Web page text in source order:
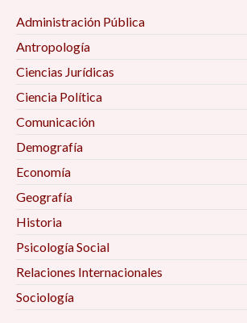
Administración Pública
Antropología
Ciencias Jurídicas
Ciencia Política
Comunicación
Demografía
Economía
Geografía
Historia
Psicología Social
Relaciones Internacionales
Sociología